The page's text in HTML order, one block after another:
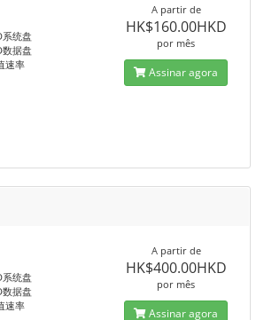
系统盘
数据盘
速率
A partir de
HK$160.00HKD
por mês
Assinar agora
系统盘
数据盘
速率
A partir de
HK$400.00HKD
por mês
Assinar agora